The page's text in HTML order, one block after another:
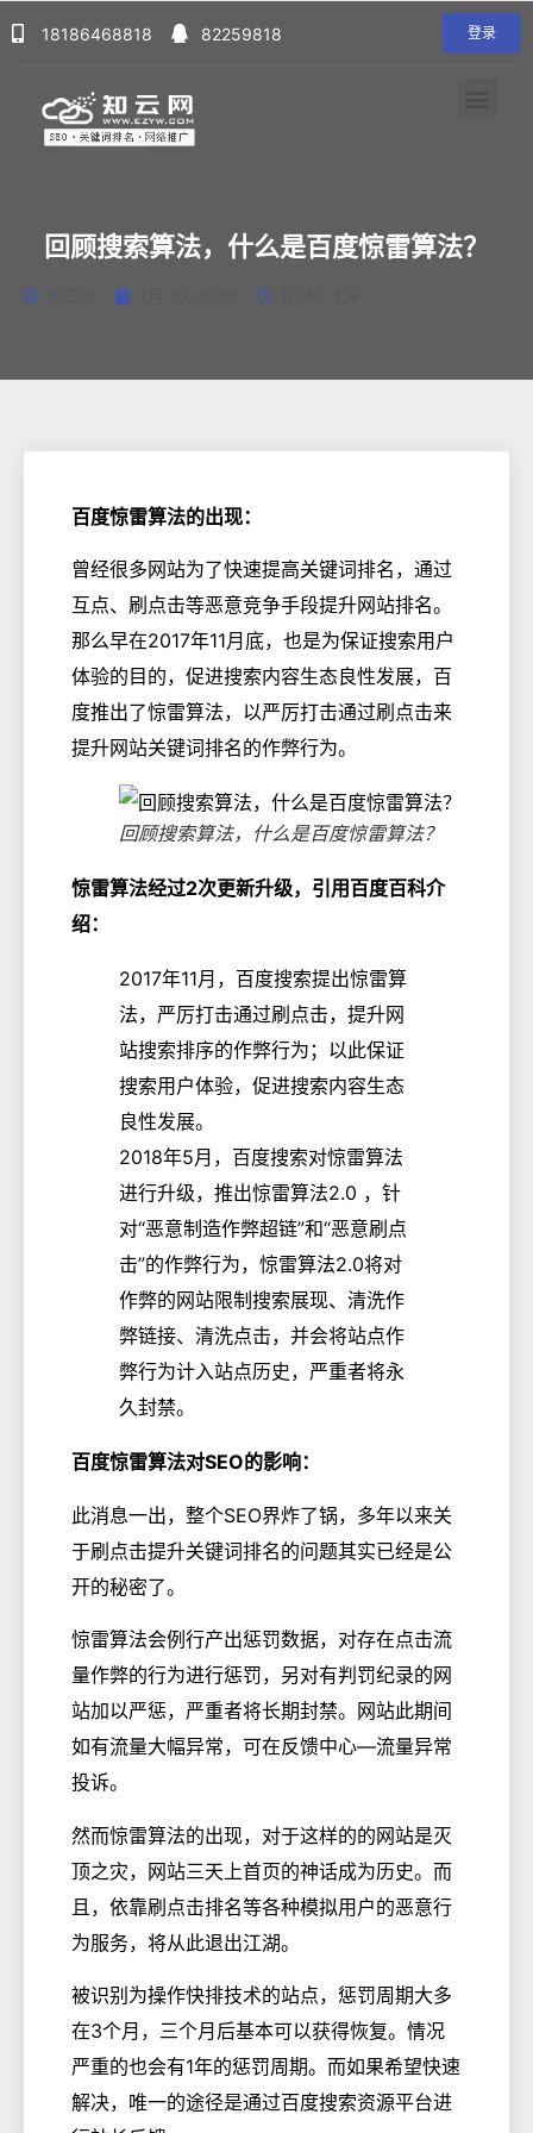
18186468818 82259818 登录
回顾搜索算法，什么是百度惊雷算法？
百度惊雷算法的出现：
曾经很多网站为了快速提高关键词排名，通过
互点、刷点击等恶意竞争手段提升网站排名。
那么早在2017年11月底，也是为保证搜索用户
体验的目的，促进搜索内容生态良性发展，百
度推出了惊雷算法，以严厉打击通过刷点击来
提升网站关键词排名的作弊行为。
回顾搜索算法，什么是百度惊雷算法？
惊雷算法经过2次更新升级，引用百度百科介
绍：
2017年11月，百度搜索提出惊雷算
法，严厉打击通过刷点击，提升网
站搜索排序的作弊行为；以此保证
搜索用户体验，促进搜索内容生态
良性发展。
2018年5月，百度搜索对惊雷算法
进行升级，推出惊雷算法2.0 ，针
对“恶意制造作弊超链”和“恶意刷点
击”的作弊行为，惊雷算法2.0将对
作弊的网站限制搜索展现、清洗作
弊链接、清洗点击，并会将站点作
弊行为计入站点历史，严重者将永
久封禁。
百度惊雷算法对SEO的影响：
此消息一出，整个SEO界炸了锅，多年以来关
于刷点击提升关键词排名的问题其实已经是公
开的秘密了。
惊雷算法会例行产出惩罚数据，对存在点击流
量作弊的行为进行惩罚，另对有判罚纪录的网
站加以严惩，严重者将长期封禁。网站此期间
如有流量大幅异常，可在反馈中心—流量异常
投诉。
然而惊雷算法的出现，对于这样的的网站是灭
顶之灾，网站三天上首页的神话成为历史。而
且，依靠刷点击排名等各种模拟用户的恶意行
为服务，将从此退出江湖。
被识别为操作快排技术的站点，惩罚周期大多
在3个月，三个月后基本可以获得恢复。情况
严重的也会有1年的惩罚周期。而如果希望快速
解决，唯一的途径是通过百度搜索资源平台进